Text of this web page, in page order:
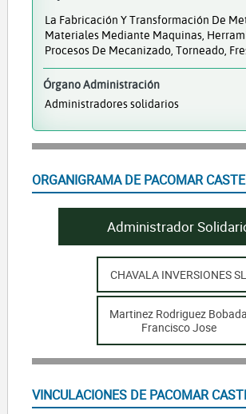
La Fabricación Y Transformación De
Materiales Mediante Maquinas,
Procesos De Mecanizado, Torneado,
Órgano Administración
Administradores solidarios
ORGANIGRAMA DE PACOMAR
Administrador
CHAVALA INVERSIONES SL
Martinez Rodriguez Bobada
Francisco Jose
VINCULACIONES DE PACOMAR